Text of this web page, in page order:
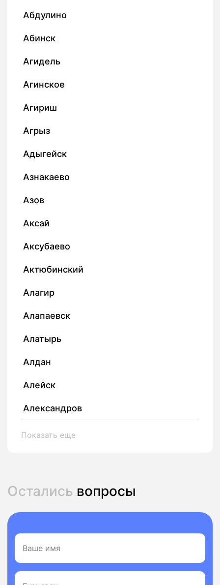
Абдулино
Абинск
Агидель
Агинское
Агириш
Агрыз
Адыгейск
Азнакаево
Азов
Аксай
Аксубаево
Актюбинский
Алагир
Алапаевск
Алатырь
Алдан
Алейск
Александров
Показать еще
Остались вопросы